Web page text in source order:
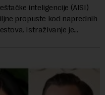
inteligencije (AISI)
propuste kod naprednih
Istraživanje je